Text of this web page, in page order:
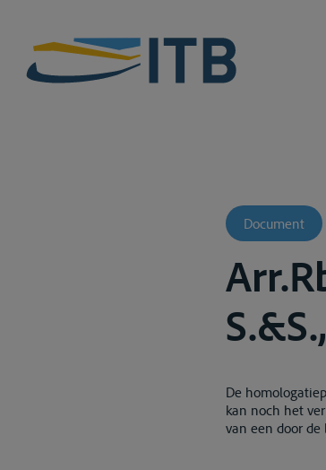
Document
De
kan noch het
van een door